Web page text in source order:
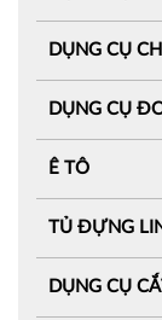
DỤNG CỤ
DỤNG CỤ
Ê TÔ
TỦ ĐỰNG
DỤNG CỤ